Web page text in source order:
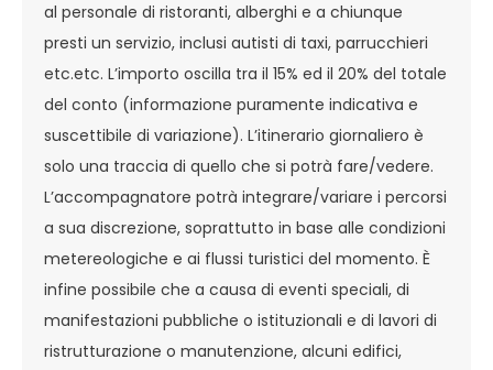
al personale di ristoranti, alberghi e a chiunque
presti un servizio, inclusi autisti di taxi, parrucchieri
etc.etc. L’importo oscilla tra il 15% ed il 20% del totale
del conto (informazione puramente indicativa e
suscettibile di variazione). L’itinerario giornaliero è
solo una traccia di quello che si potrà fare/vedere.
L’accompagnatore potrà integrare/variare i percorsi
a sua discrezione, soprattutto in base alle condizioni
metereologiche e ai flussi turistici del momento. È
infine possibile che a causa di eventi speciali, di
manifestazioni pubbliche o istituzionali e di lavori di
ristrutturazione o manutenzione, alcuni edifici,